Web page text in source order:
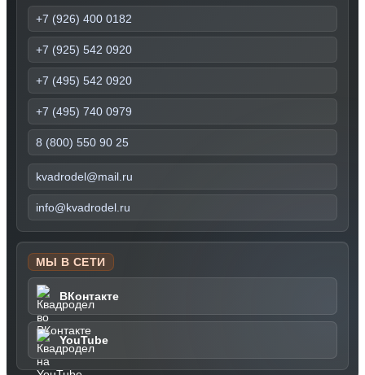
+7 (926) 400 0182
+7 (925) 542 0920
+7 (495) 542 0920
+7 (495) 740 0979
8 (800) 550 90 25
kvadrodel@mail.ru
info@kvadrodel.ru
МЫ В СЕТИ
ВКонтакте
YouTube